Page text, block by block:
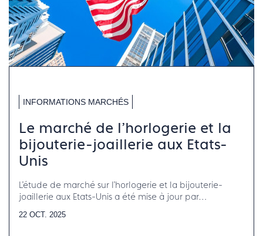
INFORMATIONS MARCHÉS
Le marché de l'horlogerie et la
bijouterie-joaillerie aux Etats-
Unis
L'étude de marché sur l'horlogerie et la bijouterie-
joaillerie aux Etats-Unis a été mise à jour par
22 OCT. 2025